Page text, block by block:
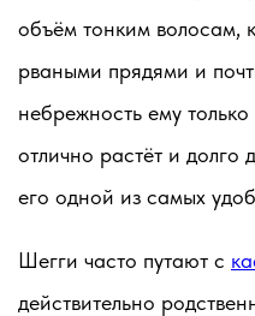
объём тонким волосам,
рваными прядями и
небрежность ему
отлично растёт и долго
его одной из самых
Шегги часто путают с
действительно